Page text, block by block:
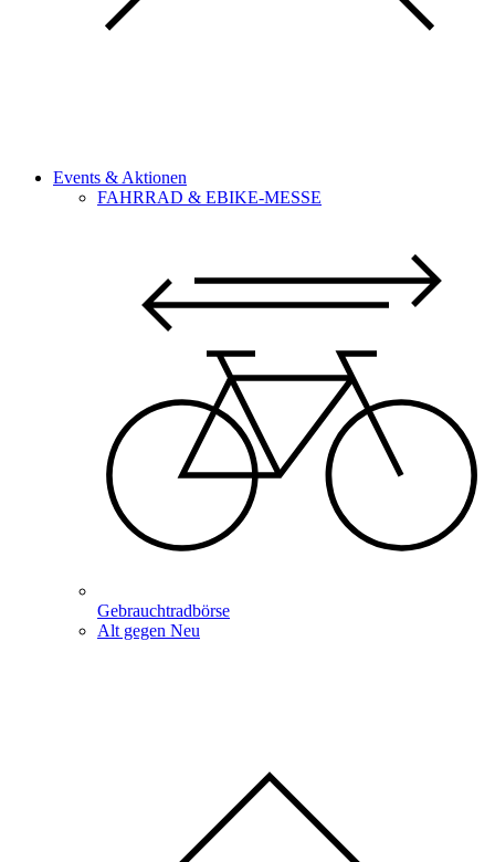
Events & Aktionen
FAHRRAD & EBIKE-MESSE
Gebrauchtradbörse
Alt gegen Neu